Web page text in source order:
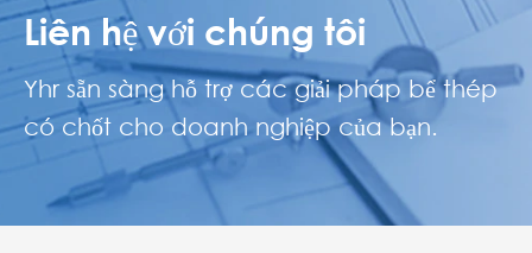
Liên hệ với chúng tôi
Yhr sẵn sàng hỗ trợ các giải pháp bể thép
có chốt cho doanh nghiệp của bạn.